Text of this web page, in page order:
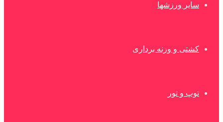
سایر ورزشها
کشتی و وزنه برداری
توپ و تور